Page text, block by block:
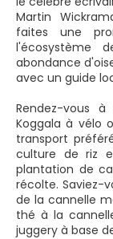
Martin
faites une
l'écosystème
abondance
avec un guide
Rendez-vous
Koggala à vélo
transport
culture de riz
plantation de
récolte. Saviez-
de la cannelle
thé à la
juggery à base